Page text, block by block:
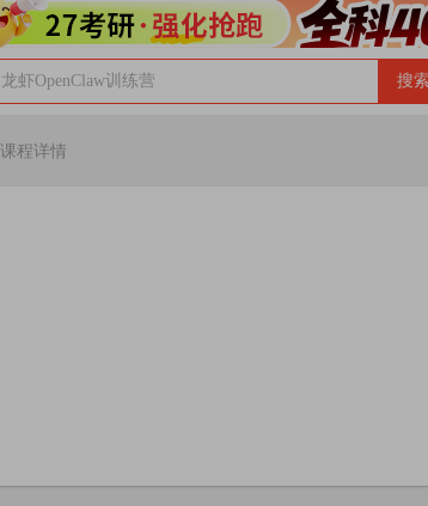
龙虾OpenClaw训练营 搜
课程详情